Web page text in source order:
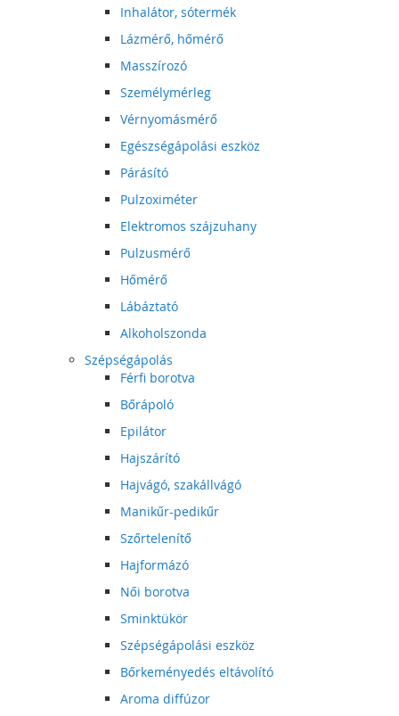
Inhalátor, sótermék
Lázmérő, hőmérő
Masszírozó
Személymérleg
Vérnyomásmérő
Egészségápolási eszköz
Párásító
Pulzoximéter
Elektromos szájzuhany
Pulzusmérő
Hőmérő
Lábáztató
Alkoholszonda
Szépségápolás
Férfi borotva
Bőrápoló
Epilátor
Hajszárító
Hajvágó, szakállvágó
Manikűr-pedikűr
Szőrtelenítő
Hajformázó
Női borotva
Sminktükör
Szépségápolási eszköz
Bőrkeményedés eltávolító
Aroma diffúzor